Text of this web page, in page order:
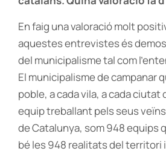
En faig una valoració molt
aquestes entrevistes és
del municipalisme tal com
El municipalisme de campanar
poble, a cada vila, a cada ciutat
equip treballant pels seus
de Catalunya, som 948 equips
bé les 948 realitats del territori